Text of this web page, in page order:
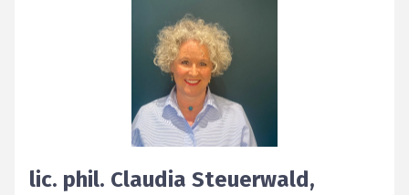
lic. phil. Claudia Steuerwald,